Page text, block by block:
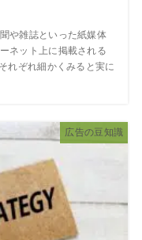
や雑誌といった紙媒体
ネット上に掲載される
れぞれ細かくみると実に
広告の豆知識